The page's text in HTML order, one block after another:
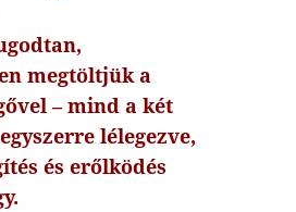
megtöltjük a
– mind a két
lélegezve,
és erőlködés